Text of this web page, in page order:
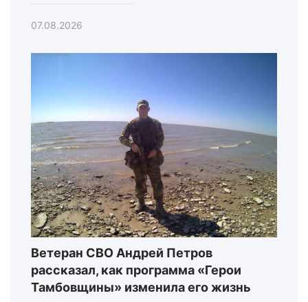
07.08.2026
Ветеран СВО Андрей Петров
рассказал, как программа «Герои
Тамбовщины» изменила его жизнь